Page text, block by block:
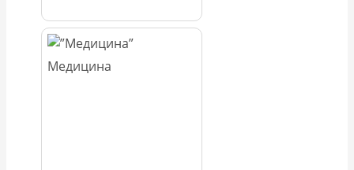
Медицина